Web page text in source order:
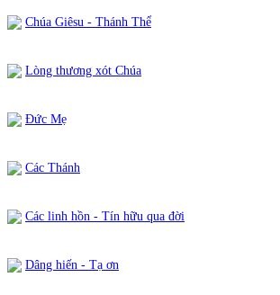
Chúa Giêsu - Thánh Thể
Lòng thương xót Chúa
Đức Mẹ
Các Thánh
Các linh hồn - Tín hữu qua đời
Dâng hiến - Tạ ơn